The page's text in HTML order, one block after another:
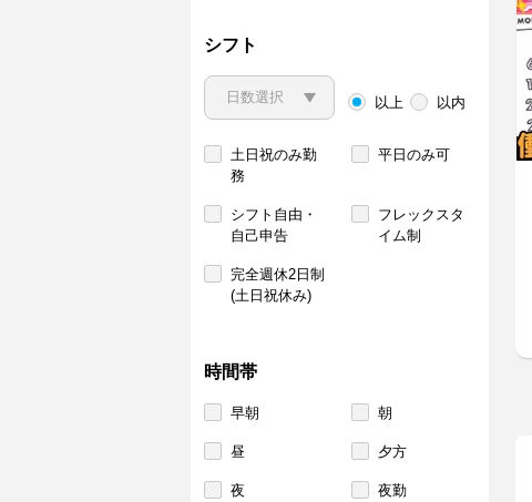
シフト
以上 以内
土日祝のみ勤
務
平日のみ可
シフト自由・
自己申告
フレックスタ
イム制
完全週休2日制
(土日祝休み)
時間帯
早朝 朝
昼 夕方
夜 夜勤